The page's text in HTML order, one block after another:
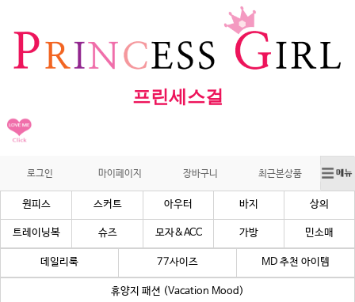
프린세스걸
로그인 마이페이지 장바구니 최근본상품
원피스 스커트 아우터 바지 상의
트레이닝복 슈즈 모자&ACC 가방 민소매
데일리룩 77사이즈 MD 추천 아이템
휴양지 패션 (Vacation Mood)